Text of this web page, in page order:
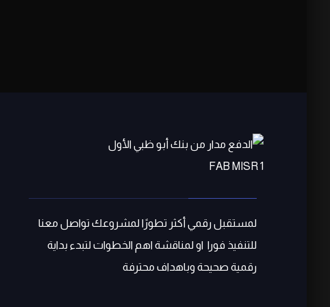
لمستقبل رقمي أكثر تطورًا لمشروعك تواصل معنا
للتنفيذ فورا او لمناقشة اهم الخطوات لتبدء بداية
رقمية صحيحة وباهداف محترفة